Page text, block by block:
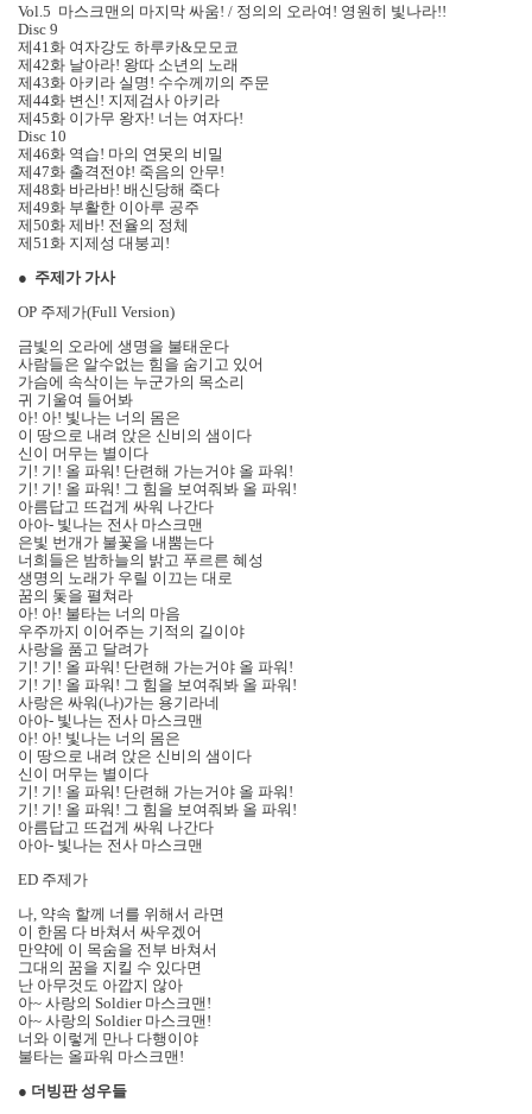
Vol.5 마스크맨의 마지막 싸움! / 정의의 오라여! 영원히 빛나라!!
Disc 9
제41화 여자강도 하루카&모모코
제42화 날아라! 왕따 소년의 노래
제43화 아키라 실명! 수수께끼의 주문
제44화 변신! 지제검사 아키라
제45화 이가무 왕자! 너는 여자다!
Disc 10
제46화 역습! 마의 연못의 비밀
제47화 출격전야! 죽음의 안무!
제48화 바라바! 배신당해 죽다
제49화 부활한 이아루 공주
제50화 제바! 전율의 정체
제51화 지제성 대붕괴!
● 주제가 가사
OP 주제가(Full Version)
금빛의 오라에 생명을 불태운다
사람들은 알수없는 힘을 숨기고 있어
가슴에 속삭이는 누군가의 목소리
귀 기울여 들어봐
아! 아! 빛나는 너의 몸은
이 땅으로 내려 앉은 신비의 샘이다
신이 머무는 별이다
기! 기! 올 파워! 단련해 가는거야 올 파워!
기! 기! 올 파워! 그 힘을 보여줘봐 올 파워!
아름답고 뜨겁게 싸워 나간다
아아- 빛나는 전사 마스크맨
은빛 번개가 불꽃을 내뿜는다
너희들은 밤하늘의 밝고 푸르른 혜성
생명의 노래가 우릴 이끄는 대로
꿈의 돛을 펼쳐라
아! 아! 불타는 너의 마음
우주까지 이어주는 기적의 길이야
사랑을 품고 달려가
기! 기! 올 파워! 단련해 가는거야 올 파워!
기! 기! 올 파워! 그 힘을 보여줘봐 올 파워!
사랑은 싸워(나)가는 용기라네
아아- 빛나는 전사 마스크맨
아! 아! 빛나는 너의 몸은
이 땅으로 내려 앉은 신비의 샘이다
신이 머무는 별이다
기! 기! 올 파워! 단련해 가는거야 올 파워!
기! 기! 올 파워! 그 힘을 보여줘봐 올 파워!
아름답고 뜨겁게 싸워 나간다
아아- 빛나는 전사 마스크맨
ED 주제가
나, 약속 할께 너를 위해서 라면
이 한몸 다 바쳐서 싸우겠어
만약에 이 목숨을 전부 바쳐서
그대의 꿈을 지킬 수 있다면
난 아무것도 아깝지 않아
아~ 사랑의 Soldier 마스크맨!
아~ 사랑의 Soldier 마스크맨!
너와 이렇게 만나 다행이야
불타는 올파워 마스크맨!
● 더빙판 성우들